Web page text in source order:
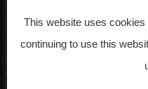
This website uses
continuing to use this